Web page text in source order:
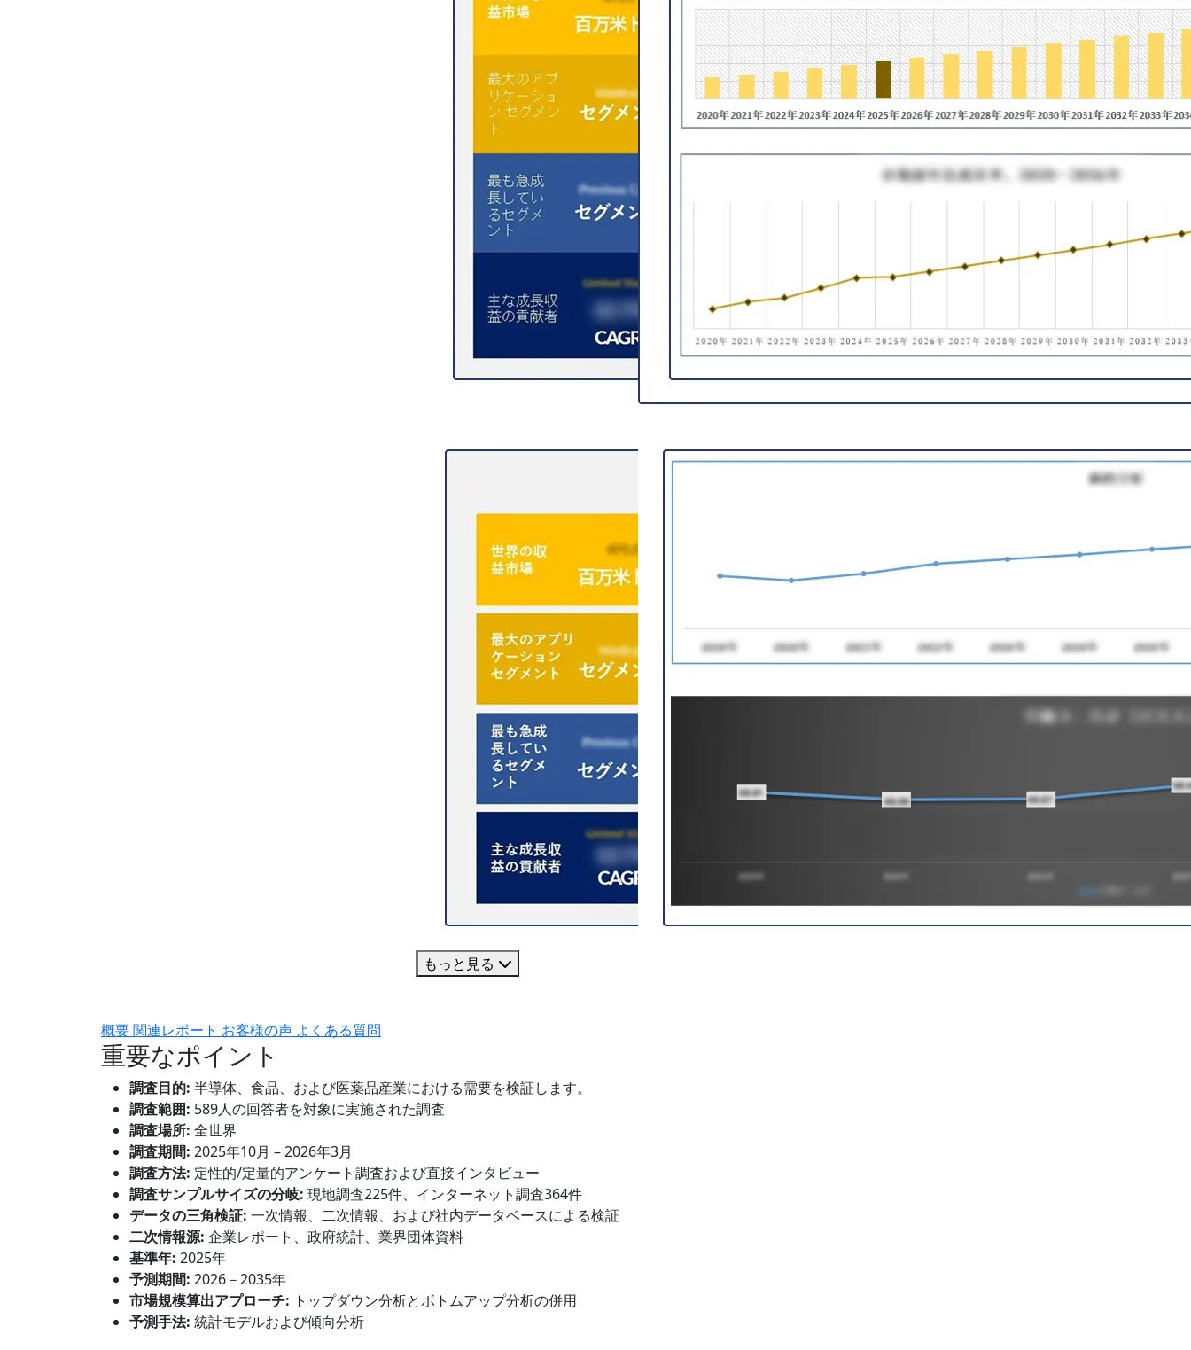
もっと見る
概要関連レポート お客様の声 よくある質問
重要なポイント
調査目的: 半導体、食品、および医薬品産業における需要を検証します。
調査範囲: 589人の回答者を対象に実施された調査
調査場所: 全世界
調査期間: 2025年10月 – 2026年3月
調査方法: 定性的/定量的アンケート調査および直接インタビュー
調査サンプルサイズの分岐: 現地調査225件、インターネット調査364件
データの三角検証: 一次情報、二次情報、および社内データベースによる検証
二次情報源: 企業レポート、政府統計、業界団体資料
基準年: 2025年
予測期間: 2026－2035年
市場規模算出アプローチ: トップダウン分析とボトムアップ分析の併用
予測手法: 統計モデルおよび傾向分析